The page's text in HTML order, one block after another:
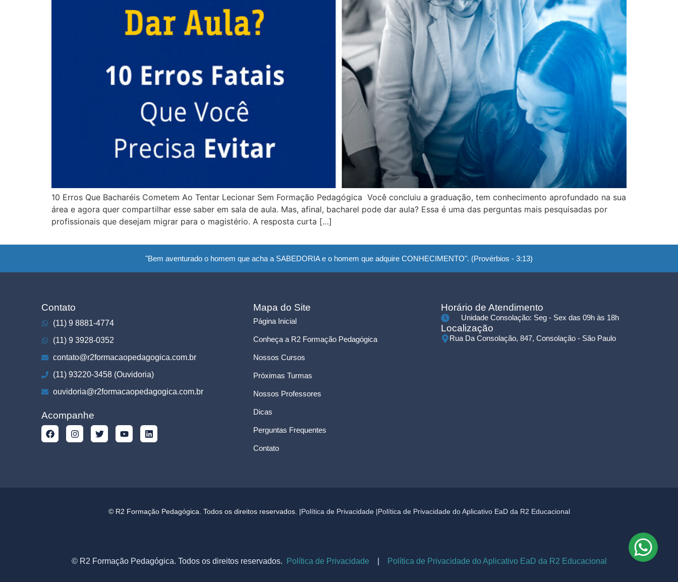
10 Erros Que Bacharéis Cometem Ao Tentar Lecionar Sem Formação Pedagógica Você concluiu a graduação, tem conhecimento aprofundado na sua
área e agora quer compartilhar esse saber em sala de aula. Mas, afinal, bacharel pode dar aula? Essa é uma das perguntas mais pesquisadas por
profissionais que desejam migrar para o magistério. A resposta curta […]
"Bem aventurado o homem que acha a SABEDORIA e o homem que adquire CONHECIMENTO". (Provérbios - 3:13)
Contato
(11) 9 8881-4774
(11) 9 3928-0352
contato@r2formacaopedagogica.com.br
(11) 93220-3458 (Ouvidoria)
ouvidoria@r2formacaopedagogica.com.br
Acompanhe
Mapa do Site
Página Inicial
Conheça a R2 Formação Pedagógica
Nossos Cursos
Próximas Turmas
Nossos Professores
Dicas
Perguntas Frequentes
Contato
Horário de Atendimento
Unidade Consolação: Seg - Sex das 09h às 18h
Localização
Rua Da Consolação, 847, Consolação - São Paulo
© R2 Formação Pedagógica. Todos os direitos reservados. |Política de Privacidade |Política de Privacidade do Aplicativo EaD da R2 Educacional
© R2 Formação Pedagógica. Todos os direitos reservados. Política de Privacidade Política de Privacidade do Aplicativo EaD da R2 Educacional